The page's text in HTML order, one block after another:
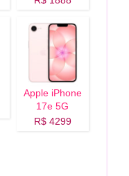
Apple iPhone
17e 5G
R$ 4299